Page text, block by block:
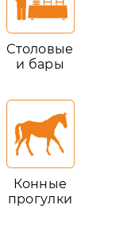
Столовые
и бары
Конные
прогулки